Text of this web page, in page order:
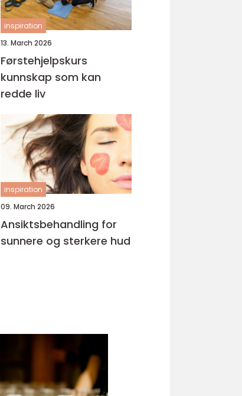
inspiration
13. March 2026
Førstehjelpskurs
kunnskap som kan
redde liv
inspiration
09. March 2026
Ansiktsbehandling for
sunnere og sterkere hud